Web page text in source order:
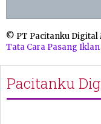
© PT Pacitanku Digital
Tata Cara Pasang Iklan
Pacitanku